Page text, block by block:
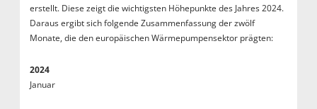
erstellt. Diese zeigt die wichtigsten Höhepunkte des Jahres 2024.
Daraus ergibt sich folgende Zusammenfassung der zwölf
Monate, die den europäischen Wärmepumpensektor prägten:
2024
Januar